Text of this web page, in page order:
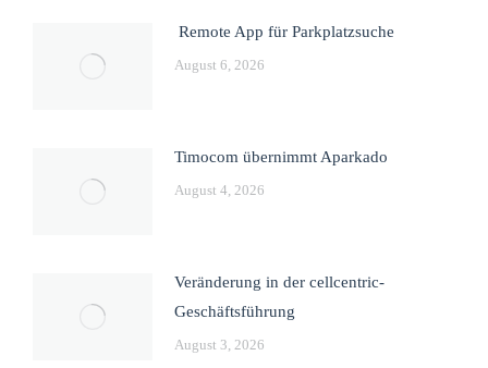
Remote App für Parkplatzsuche
August 6, 2026
Timocom übernimmt Aparkado
August 4, 2026
Veränderung in der cellcentric-
Geschäftsführung
August 3, 2026